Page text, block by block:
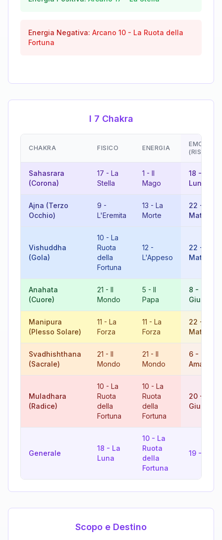
Energia Negativa: Arcano 10 - La Ruota della
Fortuna
I 7 Chakra
CHAKRA FISICO ENERGIA
EMOZIONI
Sahasrara
(Corona)
17 - La
Stella
1 - Il
Mago
18 -
Luna
Ajna (Terzo
Occhio)
9 -
L'Eremita
13 - La
Morte
22 -
Matto
Vishuddha
(Gola)
10 - La
Ruota
della
Fortuna
12 -
L'Appeso
22 -
Matto
Anahata
(Cuore)
21 - Il
Mondo
5 - Il
Papa
8 -
Giustizia
Manipura
(Plesso Solare)
11 - La
Forza
11 - La
Forza
22 -
Matto
Svadhishthana
(Sacrale)
21 - Il
Mondo
21 - Il
Mondo
6 -
Amanti
Muladhara
(Radice)
10 - La
Ruota
della
Fortuna
10 - La
Ruota
della
Fortuna
20 -
Giudizio
Generale
18 - La
Luna
10 - La
Ruota
della
Fortuna
19 -
Scopo e Destino